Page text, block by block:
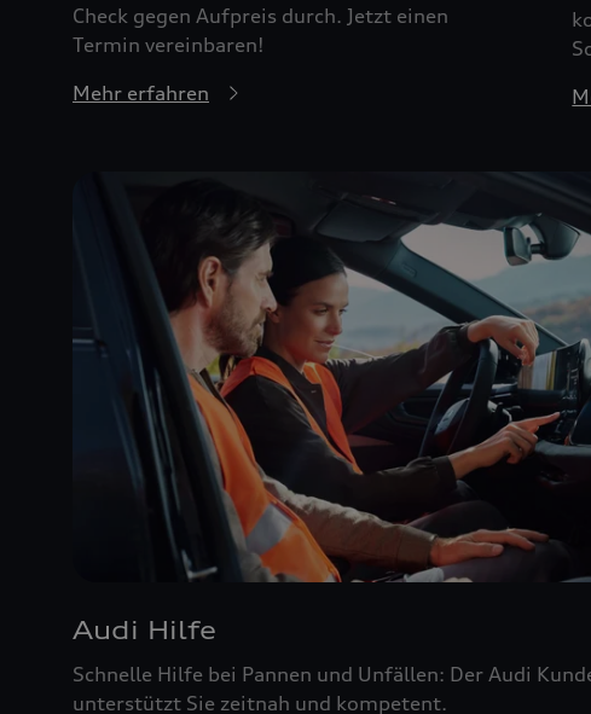
Check gegen Aufpreis durch. Jetzt einen
Termin vereinbaren!
Mehr erfahren
Audi Hilfe
Schnelle Hilfe bei Pannen und Unfällen: Der Audi
unterstützt Sie zeitnah und kompetent.